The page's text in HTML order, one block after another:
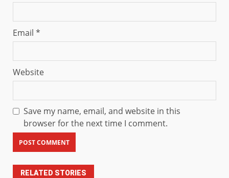
Email *
Website
Save my name, email, and website in this
browser for the next time I comment.
RELATED STORIES